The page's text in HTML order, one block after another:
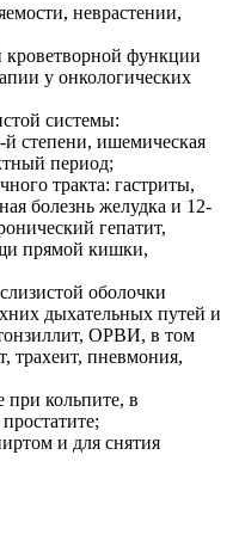
неврастении,
функции
у онкологических
системы:
й степени, ишемическая
период;
тракта: гастриты,
болезнь желудка и 12-
гепатит,
прямой кишки,
оболочки
дыхательных путей и
ОРВИ, в том
трахеит, пневмония,
при кольпите, в
и для снятия